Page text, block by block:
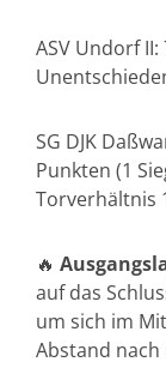
ASV Undorf
SG DJK
Punkten (1
Torverhältnis
🔥
auf das
um sich im
Abstand